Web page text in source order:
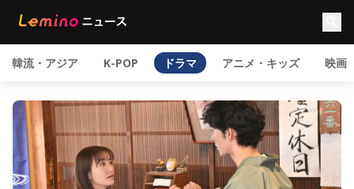
韓流・アジア K-POP ドラマ アニメ・キッズ 映画